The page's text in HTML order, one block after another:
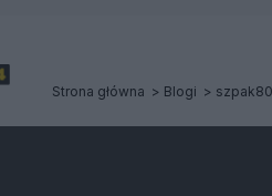
Strona główna Blogi szpak80